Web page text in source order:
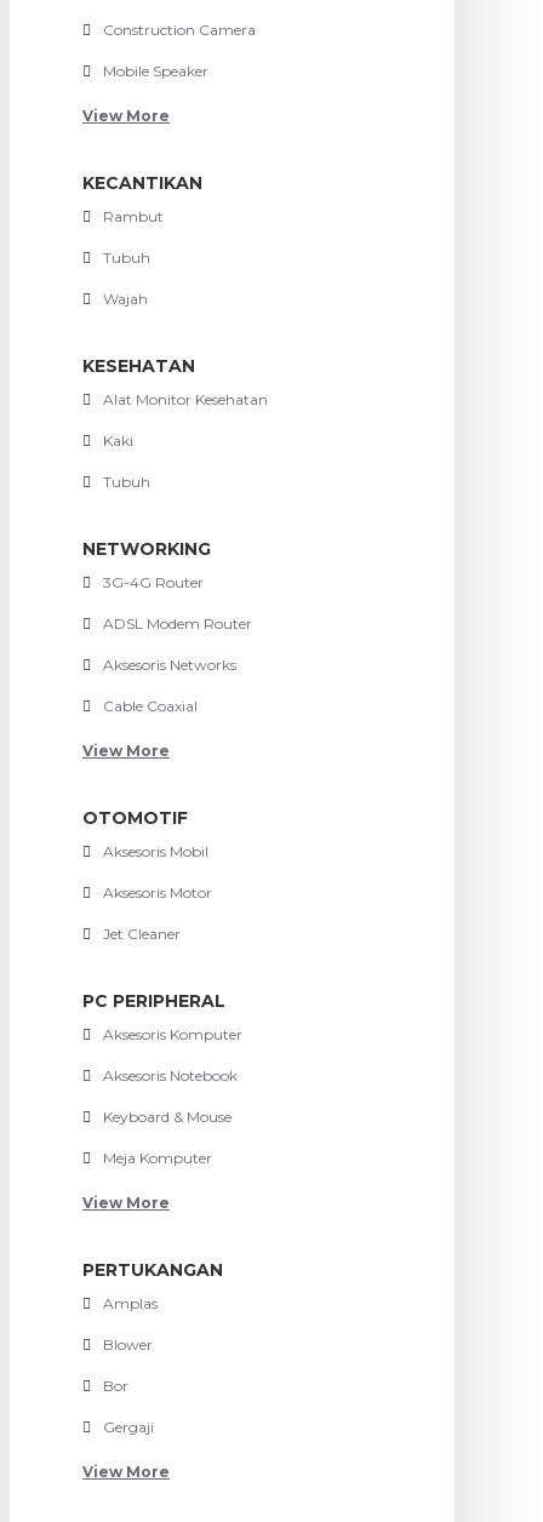
Construction Camera
Mobile Speaker
View More
KECANTIKAN
Rambut
Tubuh
Wajah
KESEHATAN
Alat Monitor Kesehatan
Kaki
Tubuh
NETWORKING
3G-4G Router
ADSL Modem Router
Aksesoris Networks
Cable Coaxial
View More
OTOMOTIF
Aksesoris Mobil
Aksesoris Motor
Jet Cleaner
PC PERIPHERAL
Aksesoris Komputer
Aksesoris Notebook
Keyboard & Mouse
Meja Komputer
View More
PERTUKANGAN
Amplas
Blower
Bor
Gergaji
View More